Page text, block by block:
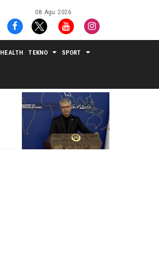
08 Agu 2026
HEALTH TEKNO SPORT